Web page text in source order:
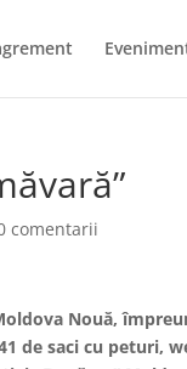
comentarii
Nouă,
de saci cu peturi,